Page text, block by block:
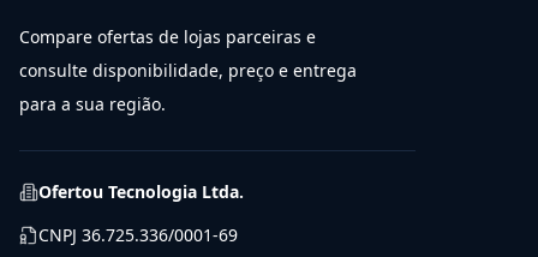
Compare ofertas de lojas parceiras e
consulte disponibilidade, preço e entrega
para a sua região.
Ofertou Tecnologia Ltda.
CNPJ 36.725.336/0001-69